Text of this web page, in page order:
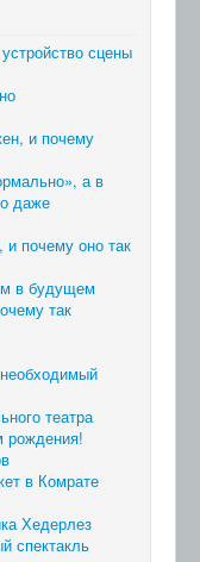
сцены
и почему
а в
даже
и почему оно так
в будущем
так
театра
рождения!
в Комрате
Хедерлез
спектакль